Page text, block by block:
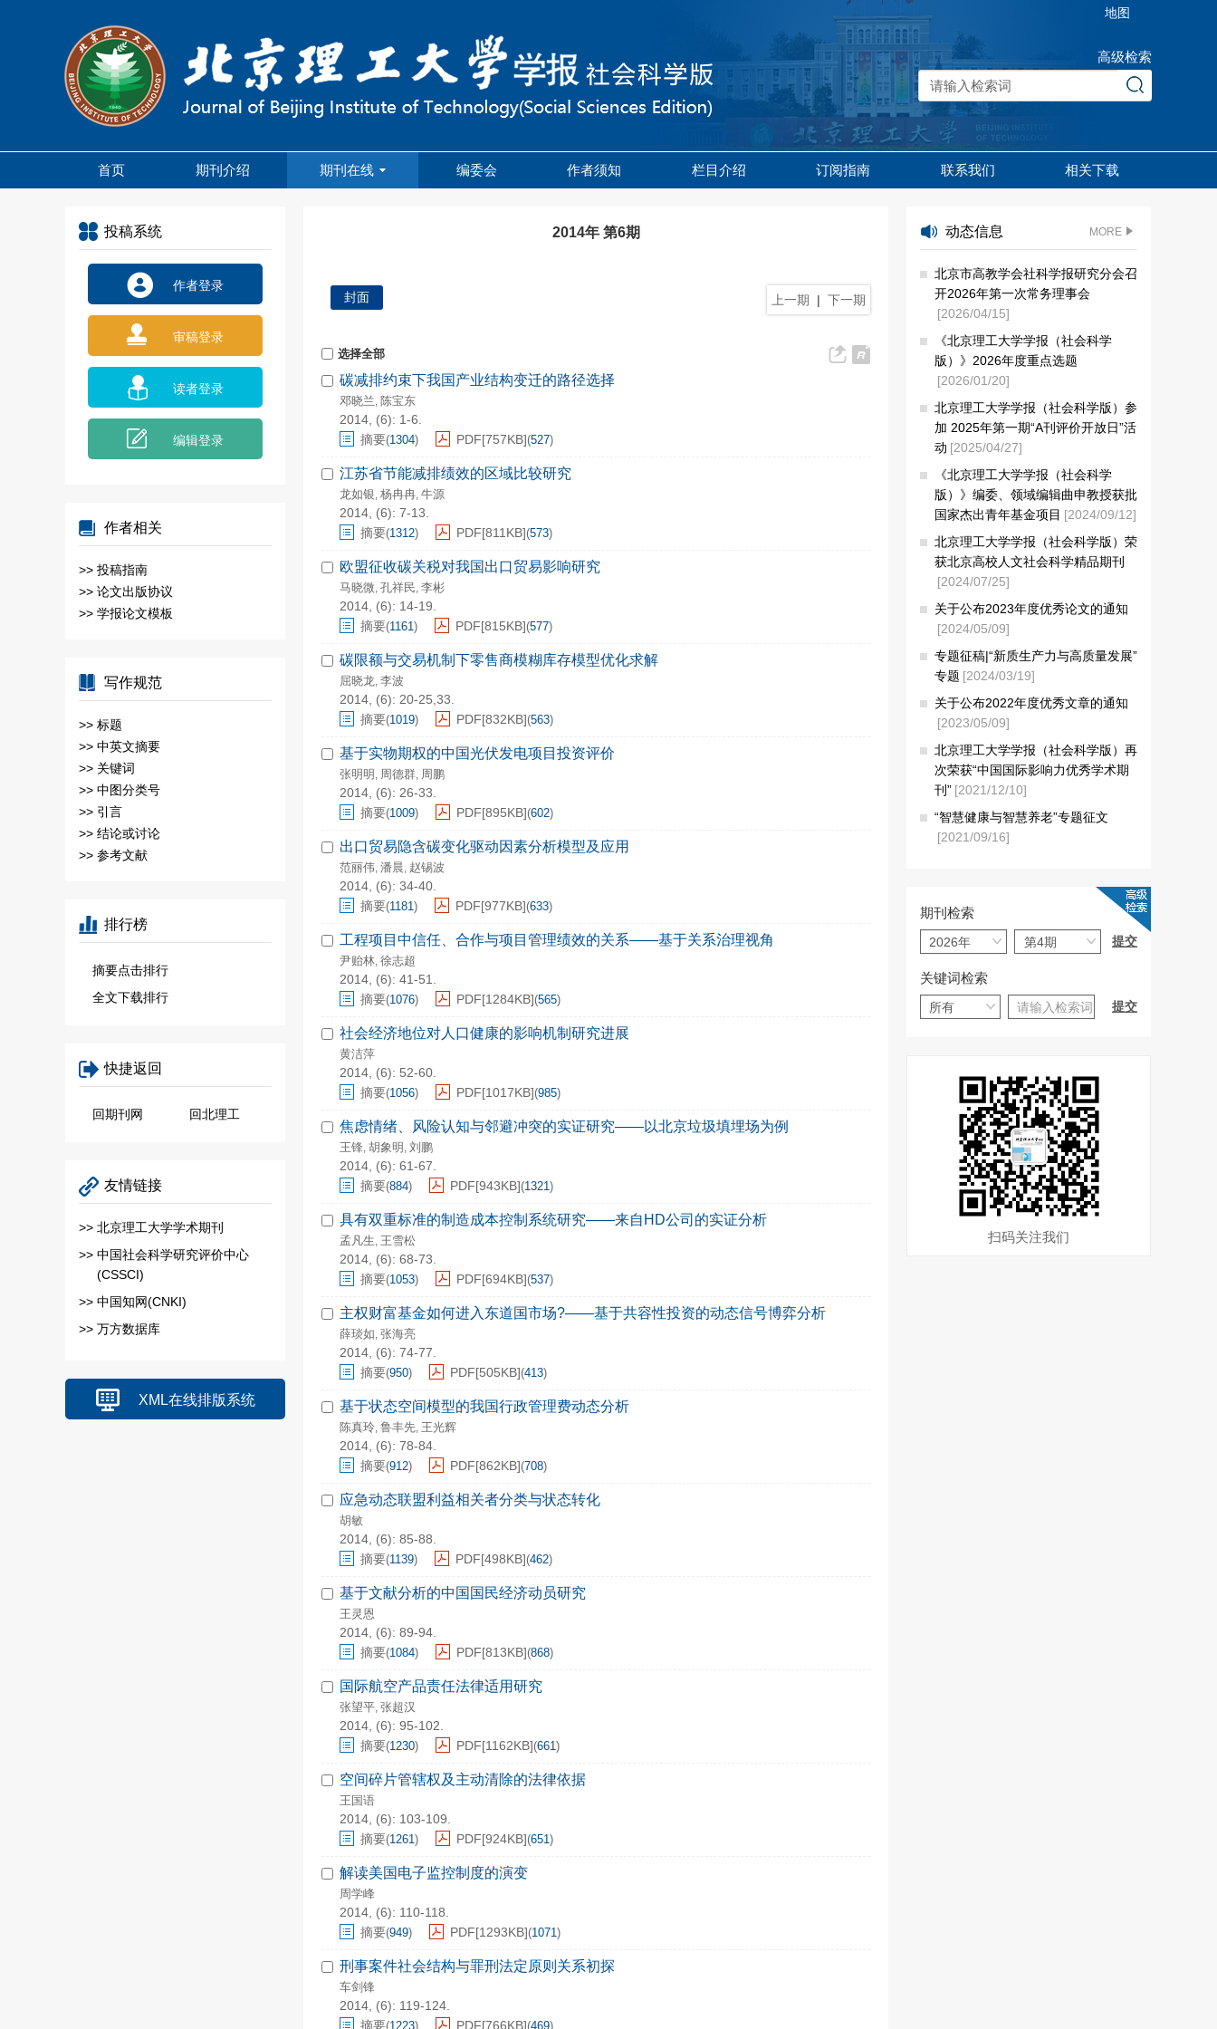
地图
高级检索
首页 期刊介绍 期刊在线 编委会 作者须知 栏目介绍 订阅指南 联系我们 相关下载
投稿系统
作者登录
审稿登录
读者登录
编辑登录
作者相关
>> 投稿指南
>> 论文出版协议
>> 学报论文模板
写作规范
>> 标题
>> 中英文摘要
>> 关键词
>> 中图分类号
>> 引言
>> 结论或讨论
>> 参考文献
排行榜
摘要点击排行
全文下载排行
快捷返回
回期刊网 回北理工
友情链接
>> 北京理工大学学术期刊
>> 中国社会科学研究评价中心
(CSSCI)
>> 中国知网(CNKI)
>> 万方数据库
XML在线排版系统
2014年 第6期
上一期 | 下一期
封面
选择全部
碳减排约束下我国产业结构变迁的路径选择
邓晓兰, 陈宝东
2014, (6): 1-6.
摘要(1304) PDF[757KB](527)
江苏省节能减排绩效的区域比较研究
龙如银, 杨冉冉, 牛源
2014, (6): 7-13.
摘要(1312) PDF[811KB](573)
欧盟征收碳关税对我国出口贸易影响研究
马晓微, 孔祥民, 李彬
2014, (6): 14-19.
摘要(1161) PDF[815KB](577)
碳限额与交易机制下零售商模糊库存模型优化求解
屈晓龙, 李波
2014, (6): 20-25,33.
摘要(1019) PDF[832KB](563)
基于实物期权的中国光伏发电项目投资评价
张明明 , 周德群, 周鹏
2014, (6): 26-33.
摘要(1009) PDF[895KB](602)
出口贸易隐含碳变化驱动因素分析模型及应用
范丽伟, 潘晨, 赵锡波
2014, (6): 34-40.
摘要(1181) PDF[977KB](633)
工程项目中信任、合作与项目管理绩效的关系——基于关系治理视角
尹贻林, 徐志超
2014, (6): 41-51.
摘要(1076) PDF[1284KB](565)
社会经济地位对人口健康的影响机制研究进展
黄洁萍
2014, (6): 52-60.
摘要(1056) PDF[1017KB](985)
焦虑情绪、风险认知与邻避冲突的实证研究——以北京垃圾填埋场为例
王锋, 胡象明 , 刘鹏
2014, (6): 61-67.
摘要(884) PDF[943KB](1321)
具有双重标准的制造成本控制系统研究——来自HD公司的实证分析
孟凡生, 王雪松
2014, (6): 68-73.
摘要(1053) PDF[694KB](537)
主权财富基金如何进入东道国市场?——基于共容性投资的动态信号博弈分析
薛琰如, 张海亮
2014, (6): 74-77.
摘要(950) PDF[505KB](413)
基于状态空间模型的我国行政管理费动态分析
陈真玲, 鲁丰先, 王光辉
2014, (6): 78-84.
摘要(912) PDF[862KB](708)
应急动态联盟利益相关者分类与状态转化
胡敏
2014, (6): 85-88.
摘要(1139) PDF[498KB](462)
基于文献分析的中国国民经济动员研究
王灵恩
2014, (6): 89-94.
摘要(1084) PDF[813KB](868)
国际航空产品责任法律适用研究
张望平, 张超汉
2014, (6): 95-102.
摘要(1230) PDF[1162KB](661)
空间碎片管辖权及主动清除的法律依据
王国语
2014, (6): 103-109.
摘要(1261) PDF[924KB](651)
解读美国电子监控制度的演变
周学峰
2014, (6): 110-118.
摘要(949) PDF[1293KB](1071)
刑事案件社会结构与罪刑法定原则关系初探
车剑锋
2014, (6): 119-124.
摘要(1223) PDF[766KB](469)
动态信息 MORE
北京市高教学会社科学报研究分会召
开2026年第一次常务理事会
[2026/04/15]
《北京理工大学学报（社会科学
版）》2026年度重点选题
[2026/01/20]
北京理工大学学报（社会科学版）参
加 2025年第一期“A刊评价开放日”活
动 [2025/04/27]
《北京理工大学学报（社会科学
版）》编委、领域编辑曲申教授获批
国家杰出青年基金项目 [2024/09/12]
北京理工大学学报（社会科学版）荣
获北京高校人文社会科学精品期刊
[2024/07/25]
关于公布2023年度优秀论文的通知
[2024/05/09]
专题征稿|“新质生产力与高质量发展”
专题 [2024/03/19]
关于公布2022年度优秀文章的通知
[2023/05/09]
北京理工大学学报（社会科学版）再
次荣获“中国国际影响力优秀学术期
刊” [2021/12/10]
“智慧健康与智慧养老”专题征文
[2021/09/16]
期刊检索
关键词检索
扫码关注我们